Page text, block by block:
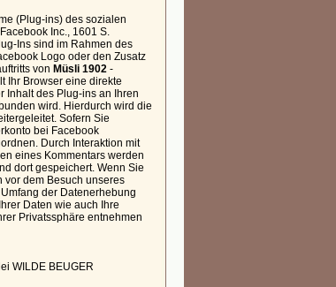
(Plug-ins) des sozialen
Inc., 1601 S.
Ins sind im Rahmen des
Logo oder den Zusatz
von Müsli 1902 -
Ihr Browser eine direkte
Inhalt des Plug-ins an Ihren
wird. Hierdurch wird die
Sofern Sie
bei Facebook
Durch Interaktion mit
eines Kommentars werden
dort gespeichert. Wenn Sie
vor dem Besuch unseres
der Datenerhebung
Daten wie auch Ihre
Privatssphäre entnehmen
WILDE BEUGER